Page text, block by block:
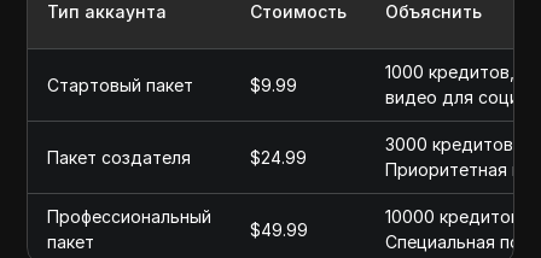
Тип аккаунта Стоимость Объяснить
Стартовый пакет $9.99
1000 кредитов,
видео для
Пакет создателя $24.99
3000 кредитов,
Приоритетная
Профессиональный
пакет
$49.99
10000 кредитов,
Специальная